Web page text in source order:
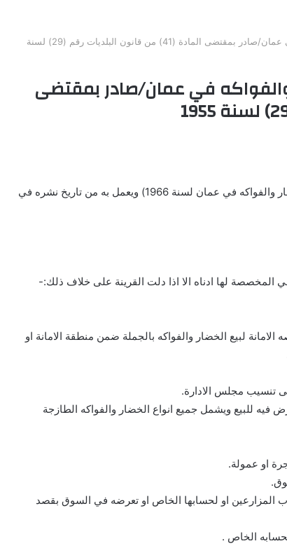
نظام سوق الجملة المركزي للخضار والفواكه في عمان/صادر بمقتضى المادة (41) من قانون البلديات رقم (29) لسنة
في عمان/صادر بمقتضى
لبيع الخضار والفواكه بالجملة ضمن منطقة الامانة او
تنسيب مجلس الادارة.
فيه للبيع ويشمل جميع انواع الخضار والفواكه الطازجة
او عمولة.
المزارعين او لحسابها الخاص او تعرضه في السوق بقصد
الخاص .